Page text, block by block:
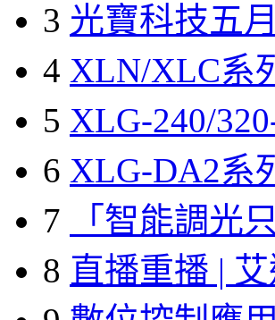
3 光寶科技五
4 XLN/XLC系
5 XLG-240/
6 XLG-DA2系
7
「智能調光
8 直播重播 |